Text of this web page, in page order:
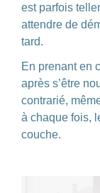
est parfois
attendre de
tard.
En prenant en
après s’être
contrarié,
à chaque fois,
couche.